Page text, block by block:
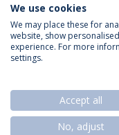
COORDENADORES
Política de
We use cookies
We may place these for
website, show
experience. For more
settings.
Accept all
No, adjust